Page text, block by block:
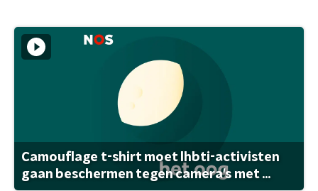
Camouflage t-shirt moet lhbti-activisten
gaan beschermen tegen camera's met ...